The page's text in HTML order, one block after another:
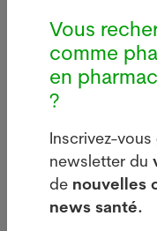
Dernières news
Vous
comme
en
?
Inscrivez-vous
newsletter du
de nouvelles
news santé.